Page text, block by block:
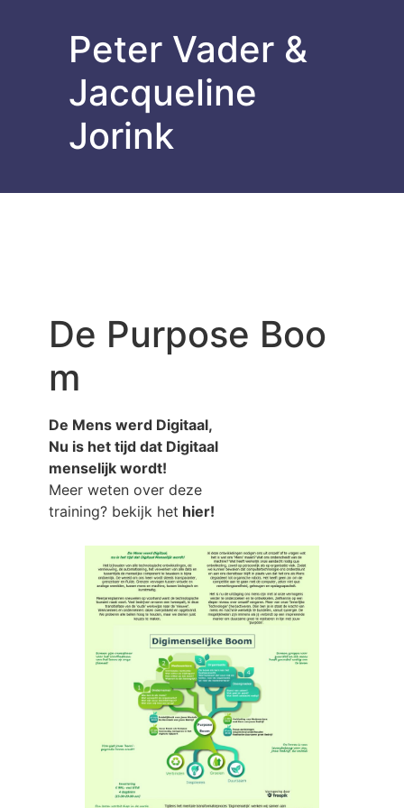
Peter Vader &
Jacqueline
Jorink
De Purpose Boo
m
De Mens werd Digitaal,
Nu is het tijd dat Digitaal
menselijk wordt!
Meer weten over deze
training? bekijk het hier!